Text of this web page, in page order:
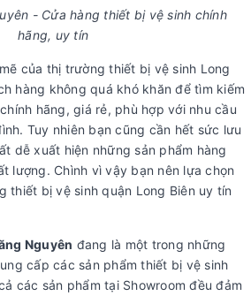
- Cửa hàng thiết bị vệ sinh chính
hãng, uy tín
của thị trường thiết bị vệ sinh Long
hàng không quá khó khăn để tìm kiếm
hãng, giá rẻ, phù hợp với nhu cầu
Tuy nhiên bạn cũng cần hết sức lưu
dễ xuất hiện những sản phẩm hàng
lượng. Chình vì vậy bạn nên lựa chọn
thiết bị vệ sinh quận Long Biên uy tín
Nguyên đang là một trong những
cấp các sản phẩm thiết bị vệ sinh
các sản phẩm tại Showroom đều đảm